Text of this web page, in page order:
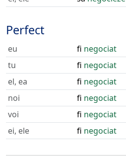
Perfect
eu fi negociat
tu
fi negociat
el, ea
fi negociat
noi
fi negociat
voi
fi negociat
ei, ele
fi negociat